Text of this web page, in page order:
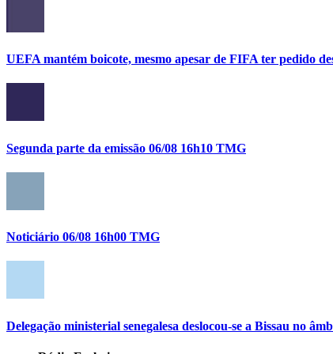
UEFA mantém boicote, mesmo apesar de FIFA ter pedido
Segunda parte da emissão 06/08 16h10 TMG
Noticiário 06/08 16h00 TMG
Delegação ministerial senegalesa deslocou-se a Bissau no